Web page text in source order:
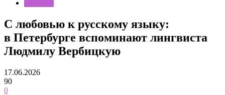
С любовью к русскому языку:
в Петербурге вспоминают лингвиста
Людмилу Вербицкую
17.06.2026
90
0